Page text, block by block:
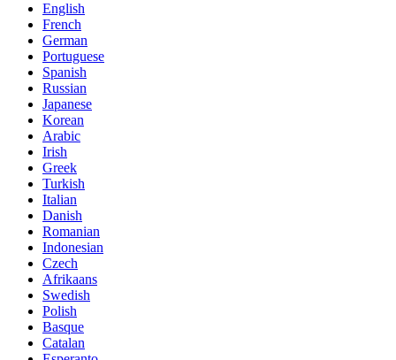
English
French
German
Portuguese
Spanish
Russian
Japanese
Korean
Arabic
Irish
Greek
Turkish
Italian
Danish
Romanian
Indonesian
Czech
Afrikaans
Swedish
Polish
Basque
Catalan